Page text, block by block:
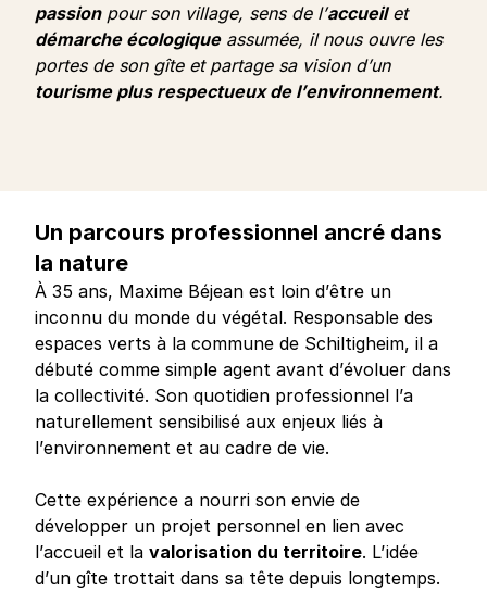
passionpour son village, sens de l’accueilet
démarche écologiqueassumée, il nous ouvre les
portes de son gîte et partage sa vision d’un
tourisme plus respectueux de l’environnement.
Un parcours professionnel ancré dans
la nature
À 35 ans, Maxime Béjean est loin d’être un
inconnu du monde du végétal. Responsable des
espaces verts à la commune de Schiltigheim, il a
débuté comme simple agent avant d’évoluer dans
la collectivité. Son quotidien professionnel l’a
naturellement sensibilisé aux enjeux liés à
l’environnement et au cadre de vie.
Cette expérience a nourri son envie de
développer un projet personnel en lien avec
l’accueil et la valorisation du territoire. L’idée
d’un gîte trottait dans sa tête depuis longtemps.